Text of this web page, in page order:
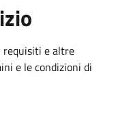
requisiti e altre
e le condizioni di